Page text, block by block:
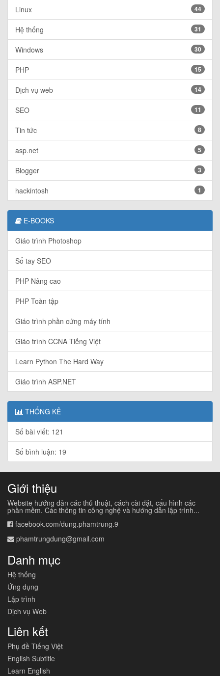
Linux 44
Hệ thống 31
Windows 30
PHP 15
Dịch vụ web 14
SEO 11
Tin tức 8
asp.net 5
Blogger 3
hackintosh 1
E-BOOKS
Giáo trình Photoshop
Sổ tay SEO
PHP Nâng cao
PHP Toàn tập
Giáo trình phần cứng máy tính
Giáo trình CCNA Tiếng Việt
Learn Python The Hard Way
Giáo trình ASP.NET
THỐNG KÊ
Số bài viết: 121
Số bình luận: 19
Giới thiệu
Website hướng dẫn các thủ thuật, cách cài đặt, cấu hình các
phần mềm. Các thông tin công nghệ và hướng dẫn lập trình...
facebook.com/dung.phamtrung.9
phamtrungdung@gmail.com
Danh mục
Hệ thống
Ứng dụng
Lập trình
Dịch vụ Web
Liên kết
Phụ đề Tiếng Việt
English Subtitle
Learn English